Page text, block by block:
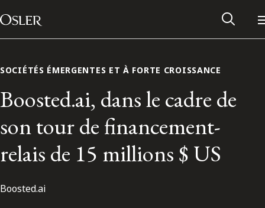
Passer au contenu
Main Navigation
SOCIÉTÉS ÉMERGENTES ET À FORTE CROISSANCE
Boosted.ai, dans le cadre de
son tour de financement-
relais de 15 millions $ US
Boosted.ai